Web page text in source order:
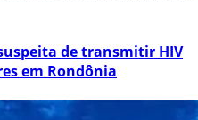
de transmitir HIV
em Rondônia